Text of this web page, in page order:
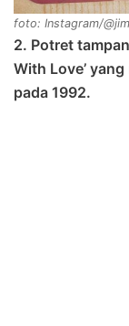
foto: Instagram/
2. Potret
With Love’
pada 1992.